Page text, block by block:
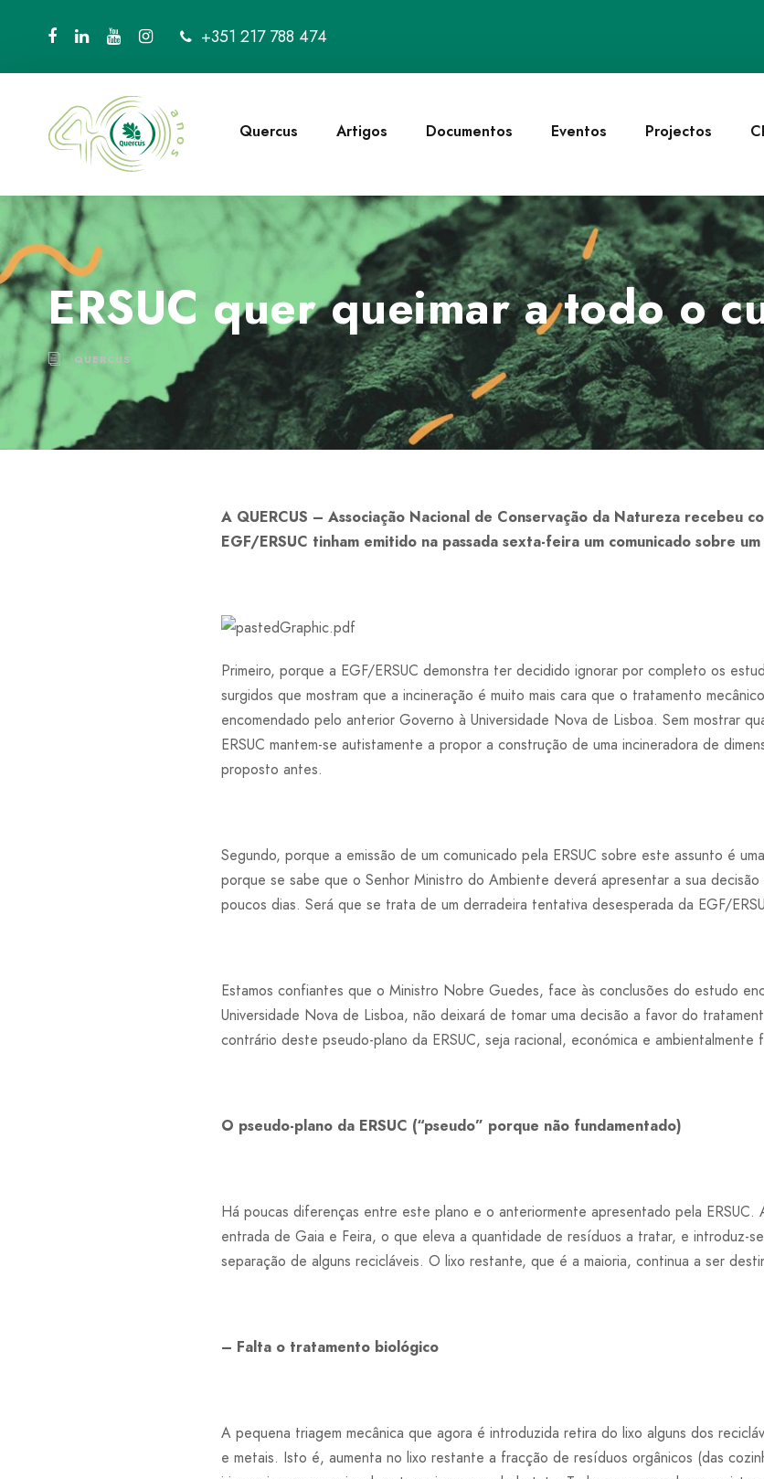
+351 217 788 474
Quercus Artigos Documentos Eventos Projectos
ERSUC quer queimar a todo o
QUERCUS
A QUERCUS – Associação Nacional de Conservação da Natureza recebeu
EGF/ERSUC tinham emitido na passada sexta-feira um comunicado sobre
Primeiro, porque a EGF/ERSUC demonstra ter decidido ignorar por completo os
surgidos que mostram que a incineração é muito mais cara que o tratamento
encomendado pelo anterior Governo à Universidade Nova de Lisboa. Sem mostrar
ERSUC mantem-se autistamente a propor a construção de uma incineradora de
proposto antes.
Segundo, porque a emissão de um comunicado pela ERSUC sobre este assunto é
porque se sabe que o Senhor Ministro do Ambiente deverá apresentar a sua
poucos dias. Será que se trata de um derradeira tentativa desesperada da EGF/
Estamos confiantes que o Ministro Nobre Guedes, face às conclusões do estudo
Universidade Nova de Lisboa, não deixará de tomar uma decisão a favor do
contrário deste pseudo-plano da ERSUC, seja racional, económica e ambientalmente
O pseudo-plano da ERSUC (“pseudo” porque não fundamentado)
Há poucas diferenças entre este plano e o anteriormente apresentado pela ERSUC.
entrada de Gaia e Feira, o que eleva a quantidade de resíduos a tratar, e introduz-
separação de alguns recicláveis. O lixo restante, que é a maioria, continua a ser
– Falta o tratamento biológico
A pequena triagem mecânica que agora é introduzida retira do lixo alguns dos
e metais. Isto é, aumenta no lixo restante a fracção de resíduos orgânicos (das